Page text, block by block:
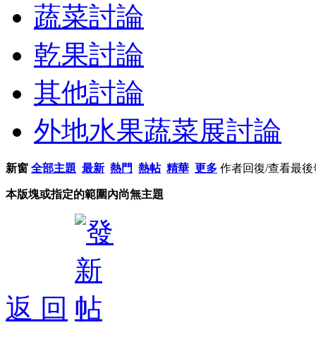
蔬菜討論
乾果討論
其他討論
外地水果蔬菜展討論
新窗 全部主題 最新 熱門 熱帖 精華 更多 作者回復/查看最後
本版塊或指定的範圍內尚無主題
返 回